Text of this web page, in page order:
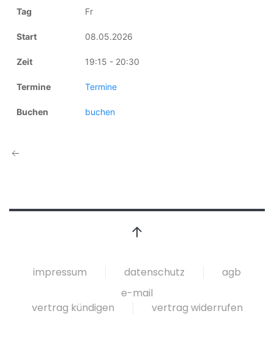
impressum datenschutz
agb
e-mail
vertrag kündigen
vertrag widerrufen